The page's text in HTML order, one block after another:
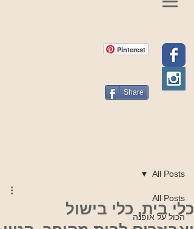
Pinterest
Share
All Posts
הכול על אופנה
All Posts
כלי בית, כלי בישול